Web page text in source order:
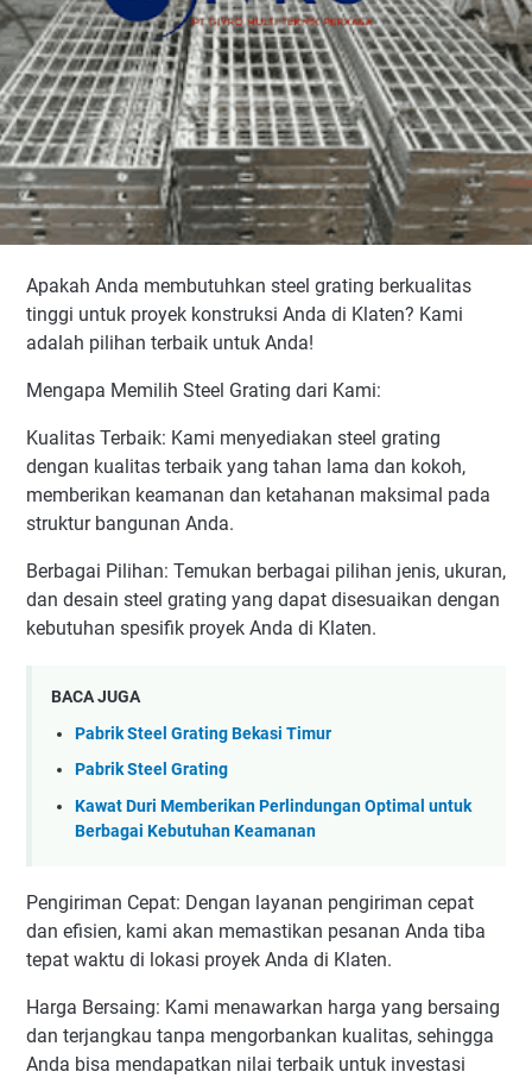
Apakah Anda membutuhkan steel grating berkualitas
tinggi untuk proyek konstruksi Anda di Klaten? Kami
adalah pilihan terbaik untuk Anda!
Mengapa Memilih Steel Grating dari Kami:
Kualitas Terbaik: Kami menyediakan steel grating
dengan kualitas terbaik yang tahan lama dan kokoh,
memberikan keamanan dan ketahanan maksimal pada
struktur bangunan Anda.
Berbagai Pilihan: Temukan berbagai pilihan jenis, ukuran,
dan desain steel grating yang dapat disesuaikan dengan
kebutuhan spesifik proyek Anda di Klaten.
BACA JUGA
Pabrik Steel Grating Bekasi Timur
Pabrik Steel Grating
Kawat Duri Memberikan Perlindungan Optimal untuk
Berbagai Kebutuhan Keamanan
Pengiriman Cepat: Dengan layanan pengiriman cepat
dan efisien, kami akan memastikan pesanan Anda tiba
tepat waktu di lokasi proyek Anda di Klaten.
Harga Bersaing: Kami menawarkan harga yang bersaing
dan terjangkau tanpa mengorbankan kualitas, sehingga
Anda bisa mendapatkan nilai terbaik untuk investasi